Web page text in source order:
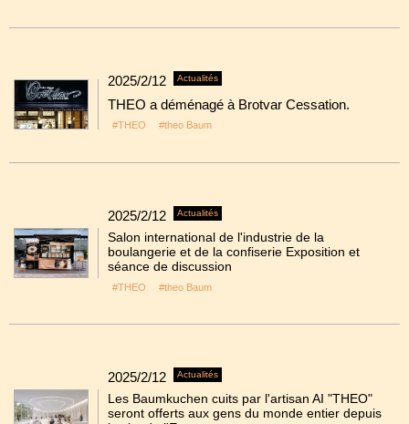
2025/2/12 Actualités
THEO a déménagé à Brotvar Cessation.
#THEO #theo Baum
2025/2/12 Actualités
Salon international de l'industrie de la
boulangerie et de la confiserie Exposition et
séance de discussion
#THEO #theo Baum
2025/2/12 Actualités
Les Baumkuchen cuits par l'artisan AI "THEO"
seront offerts aux gens du monde entier depuis